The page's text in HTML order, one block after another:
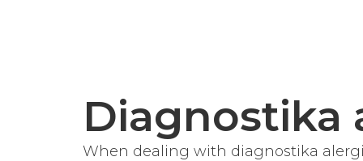
Diagnostika
When dealing with diagnostika